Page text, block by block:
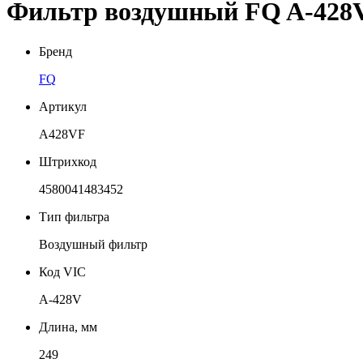
Фильтр воздушный FQ A-
Бренд
FQ
Артикул
A428VF
Штрихкод
4580041483452
Тип фильтра
Воздушный фильтр
Код VIC
A-428V
Длина, мм
249